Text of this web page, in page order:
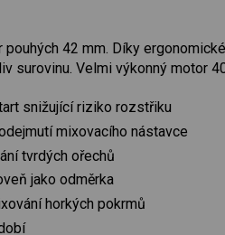
42 mm. Díky
surovinu. Velmi výkonný motor
snižující riziko rozstřiku
mixovacího nástavce
tvrdých ořechů
jako odměrka
horkých pokrmů